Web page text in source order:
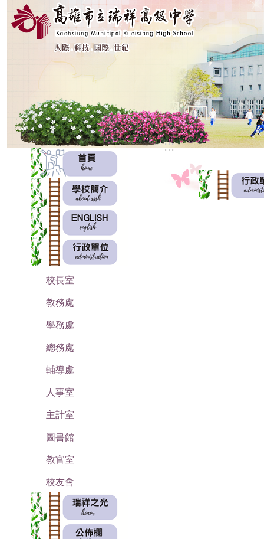
:::
校長室
教務處
學務處
總務處
輔導處
人事室
主計室
圖書館
教官室
校友會
:::